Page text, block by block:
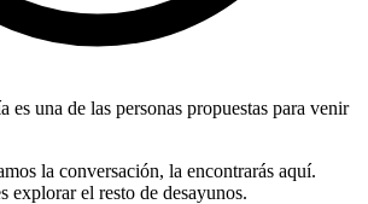
es una de las personas propuestas para venir
la conversación, la encontrarás aquí.
explorar el resto de desayunos.